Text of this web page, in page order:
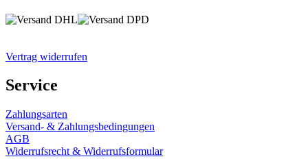
Vertrag widerrufen
Service
Zahlungsarten
Versand- & Zahlungsbedingungen
AGB
Widerrufsrecht & Widerrufsformular